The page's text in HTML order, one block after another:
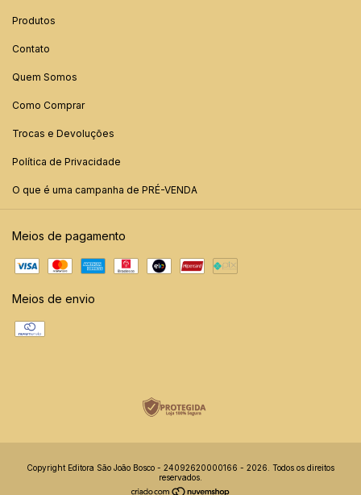
Produtos
Contato
Quem Somos
Como Comprar
Trocas e Devoluções
Política de Privacidade
O que é uma campanha de PRÉ-VENDA
Meios de pagamento
Meios de envio
Copyright Editora São João Bosco - 24092620000166 - 2026. Todos os direitos
reservados.